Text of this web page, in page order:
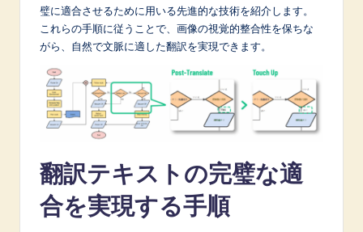
璧に適合させるために用いる先進的な技術を紹介します。
これらの手順に従うことで、画像の視覚的整合性を保ちな
がら、自然で文脈に適した翻訳を実現できます。
翻訳テキストの完璧な適
合を実現する手順